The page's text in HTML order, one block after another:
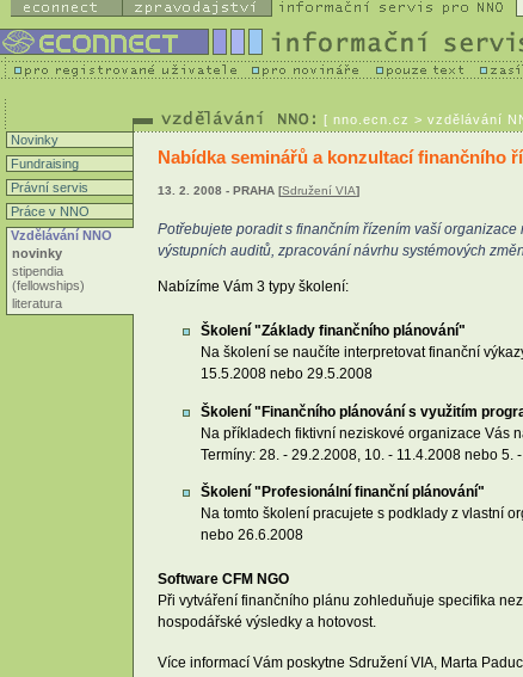
[ nno.ecn.cz > vzdělávání
Novinky
Fundraising
Právní servis
Práce v NNO
Vzdělávání NNO
novinky
stipendia
(fellowships)
literatura
Nabídka seminářů a konzultací finančního
13. 2. 2008 - PRAHA [Sdružení VIA]
Potřebujete poradit s finančním řízením vaší
výstupních auditů, zpracování návrhu systémových
Nabízíme Vám 3 typy školení:
Školení "Základy finančního plánování"
Na školení se naučíte interpretovat finanční
15.5.2008 nebo 29.5.2008
Školení "Finančního plánování s využitím
Na příkladech fiktivní neziskové organizace Vás
Termíny: 28. - 29.2.2008, 10. - 11.4.2008 nebo 5.
Školení "Profesionální finanční plánování"
Na tomto školení pracujete s podklady z vlastní
nebo 26.6.2008
Software CFM NGO
Při vytváření finančního plánu zohleduňuje specifika
hospodářské výsledky a hotovost.
Více informací Vám poskytne Sdružení VIA, Marta